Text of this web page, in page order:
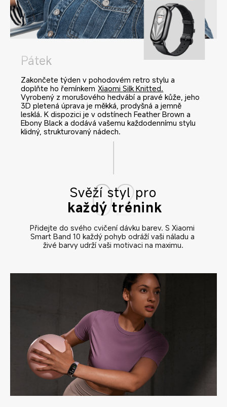
Pátek
Zakončete týden v pohodovém retro stylu a
doplňte ho řemínkem Xiaomi Silk Knitted.
Vyrobený z morušového hedvábí a pravé kůže, jeho
3D pletená úprava je měkká, prodyšná a jemně
lesklá. K dispozici je v odstínech Feather Brown a
Ebony Black a dodává vašemu každodennímu stylu
klidný, strukturovaný nádech.
Svěží styl pro
každý trénink
Přidejte do svého cvičení dávku barev. S Xiaomi
Smart Band 10 každý pohyb odráží vaši náladu a
živé barvy udrží vaši motivaci na maximu.